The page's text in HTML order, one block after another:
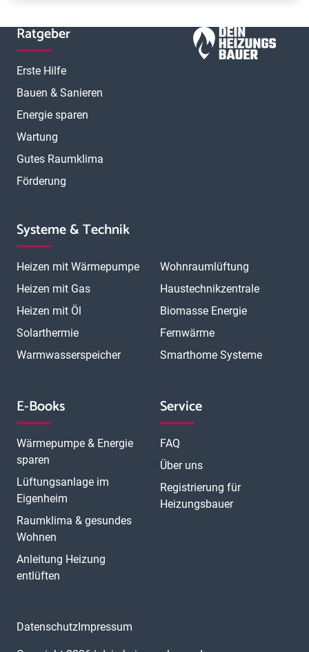
Ratgeber
Erste Hilfe
Bauen & Sanieren
Energie sparen
Wartung
Gutes Raumklima
Förderung
Systeme & Technik
Heizen mit Wärmepumpe
Heizen mit Gas
Heizen mit Öl
Solarthermie
Warmwasserspeicher
Wohnraumlüftung
Haustechnikzentrale
Biomasse Energie
Fernwärme
Smarthome Systeme
E-Books
Wärmepumpe & Energie
sparen
Lüftungsanlage im
Eigenheim
Raumklima & gesundes
Wohnen
Anleitung Heizung
entlüften
Service
FAQ
Über uns
Registrierung für
Heizungsbauer
DatenschutzImpressum